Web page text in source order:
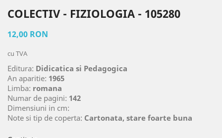
COLECTIV - FIZIOLOGIA - 105280
12,00 RON
cu TVA
Editura: Didicatica si Pedagogica
An aparitie: 1965
Limba: romana
Numar de pagini: 142
Dimensiuni in cm:
Note si tip de coperta: Cartonata, stare foarte buna